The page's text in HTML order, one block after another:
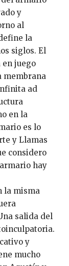
y
al
la
siglos. El
juego
membrana
ad
en la
es lo
y Llamas
considero
hay
la misma
salida del
y
mucho